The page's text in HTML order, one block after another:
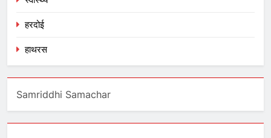
हरदोई
हाथरस
Samriddhi Samachar